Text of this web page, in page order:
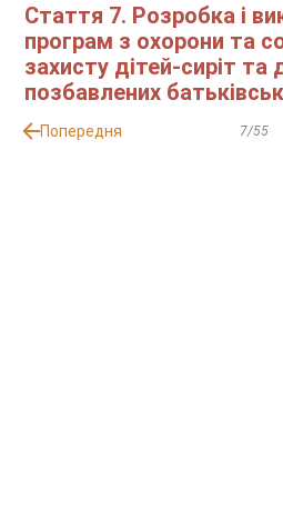
Стаття 7. Розробка і
програм з охорони та
захисту дітей-сиріт та
позбавлених
Попередня 7/55